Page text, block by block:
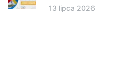
13 lipca 2026